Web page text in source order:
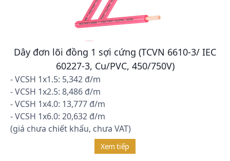
Dây đơn lõi đồng 1 sợi cứng (TCVN 6610-3/ IEC
60227-3, Cu/PVC, 450/750V)
- VCSH 1x1.5: 5,342 đ/m
- VCSH 1x2.5: 8,486 đ/m
- VCSH 1x4.0: 13,777 đ/m
- VCSH 1x6.0: 20,632 đ/m
(giá chưa chiết khấu, chưa VAT)
Xem tiếp